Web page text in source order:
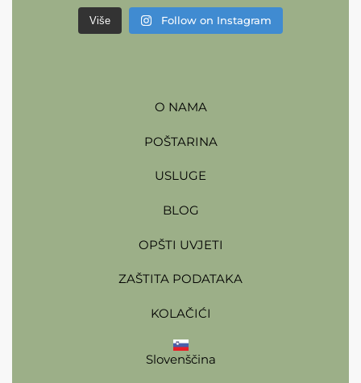
Više Follow on Instagram
O NAMA
POŠTARINA
USLUGE
BLOG
OPŠTI UVJETI
ZAŠTITA PODATAKA
KOLAČIĆI
Slovenščina